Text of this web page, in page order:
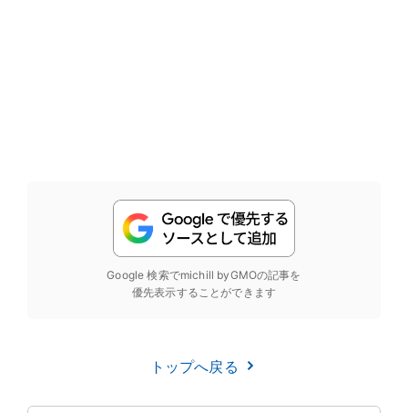
Google 検索でmichill byGMOの記事を
優先表示することができます
トップへ戻る